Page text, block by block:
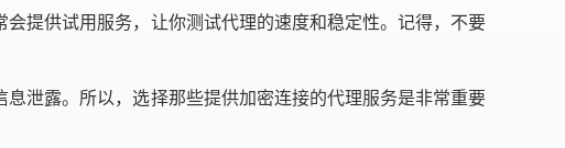
提供试用服务，让你测试代理的速度和稳定性。记得，不要
泄露。所以，选择那些提供加密连接的代理服务是非常重要